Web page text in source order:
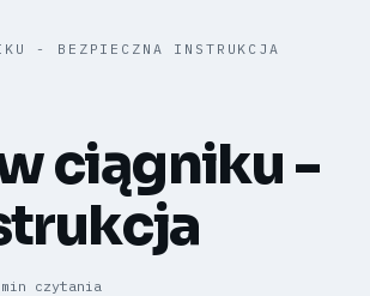
- BEZPIECZNA INSTRUKCJA
ciągniku -
czytania